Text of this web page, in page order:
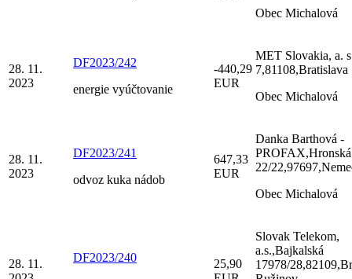
Obec Michalová
28. 11.
2023
DF2023/242
energie vyúčtovanie
-440,29
EUR
MET Slovakia, a.
7,81108,Bratislava
Obec Michalová
28. 11.
2023
DF2023/241
odvoz kuka nádob
647,33
EUR
Danka Barthová -
PROFAX,Hronská
22/
Obec Michalová
28. 11.
DF2023/240
25,90
Slovak Telekom,
a.s.,Bajkalská
17978/